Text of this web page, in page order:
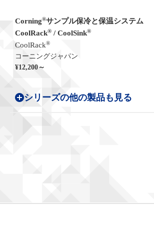
Corning®サンプル保冷と保温システム
CoolRack® / CoolSink®
CoolRack®
コーニングジャパン
¥12,200～
シリーズの他の製品も見る